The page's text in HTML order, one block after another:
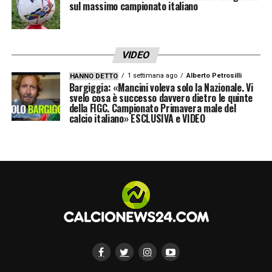
sul massimo campionato italiano
VIDEO
HANNO DETTO 1 settimana ago Alberto Petrosilli
Bargiggia: «Mancini voleva solo la Nazionale. Vi
svelo cosa è successo davvero dietro le quinte
della FIGC. Campionato Primavera male del
calcio italiano» ESCLUSIVA e VIDEO